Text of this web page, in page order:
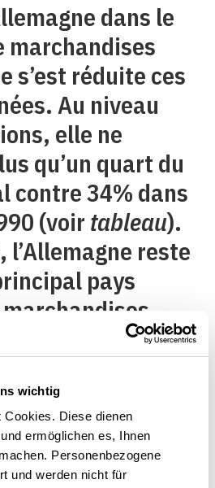
wichtig
Cookies. Diese dienen
ermöglichen es, Ihnen
Personenbezogene
und werden nicht für
dans le
marchandises
s’est réduite ces
Au niveau
elle ne
qu’un quart du
contre 34% dans
(voir tableau).
l’Allemagne reste
pays
marchandises
l’Italie et la
Chine qui a
depuis les
aux États-